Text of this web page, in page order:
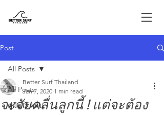
Post
All Posts
คู่มือโต้คลื่น
All Posts
จะจับคลื่นลูกนี้ ! แต่จะต้อง
Better Surf Thailand
Jan 7, 2020 1 min read